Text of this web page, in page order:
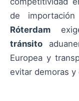
de
Róterdam
tránsito
Europea y
evitar demoras y